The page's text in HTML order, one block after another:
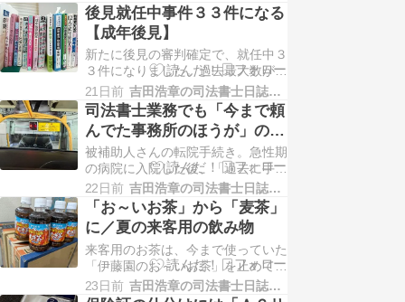
いな、と思っていたのですが、アマ
ゾンにありました。『めんですＳ』
のコンセプトは、「気分を変える、
小さなお守り」。事務所の応接用
に、ひとまず４種類購入。私は、ホ
テルで使われていた紫がお気…
後見就任中事件３３件になる
【成年後見】
新たに後見の審判確定で、就任中３
３件になりました。過去最大数がい
くらだったか、記録していません
が、最大数かそれに近い数です。も
っとも、「就任中３３件」と頭で数
えられるわけもなく、リーガルサポ
ートが管理している「ＬＳシステ
ム」に数字が出ているのを見ている
だけ。『後見２０件：保佐１…
21日前 吉田浩章の司法書士日誌−堺市堺区−
司法書士業務でも「今まで頼
んでた事務所のほうが」の場
面はある
被補助人さんの転院手続き。急性期
の病院に入院した後、「過去に手術
をした病院のほうが、情報を持って
いるからいい」という病院の見解で
転院。司法書士の業務でも、「今ま
で頼んでた事務所に頼まれたほうが
いい」というケースが稀にあります
が、「いいから頼みたい」と言われ
ると、それはそれであり。…
22日前 吉田浩章の司法書士日誌−堺市堺区−
「お～いお茶」から「麦茶」
に／夏の来客用の飲み物
来客用のお茶は、今まで使っていた
「伊藤園のお～いお茶」を止めて、
「伊藤園の健康ミネラルむぎ茶」に
しました。定期購入にすると少し安
23日前 吉田浩章の司法書士日誌−堺市堺区−